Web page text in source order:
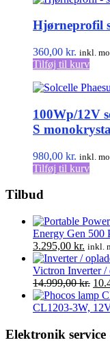
Hjørneprofil
360,00 kr. inkl.
Tilføj til kurv
100Wp/12V
S
980,00 kr. inkl.
Tilføj til kurv
Tilbud
Energy Gen 500
Den
oprindelige
pris
var:
4.220,00 kr..
3.295,00 kr. Den
pris
er:
inkl.
Victron Inverter
14.999,00kr. Den
pris
CL1203-3W,
Elektronik